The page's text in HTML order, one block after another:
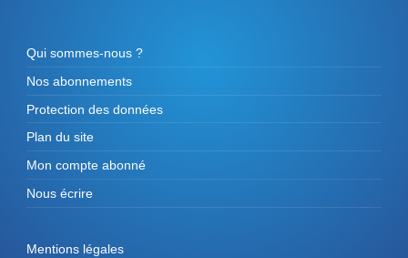
Qui sommes-nous ?
Nos abonnements
Protection des données
Plan du site
Mon compte abonné
Nous écrire
Mentions légales